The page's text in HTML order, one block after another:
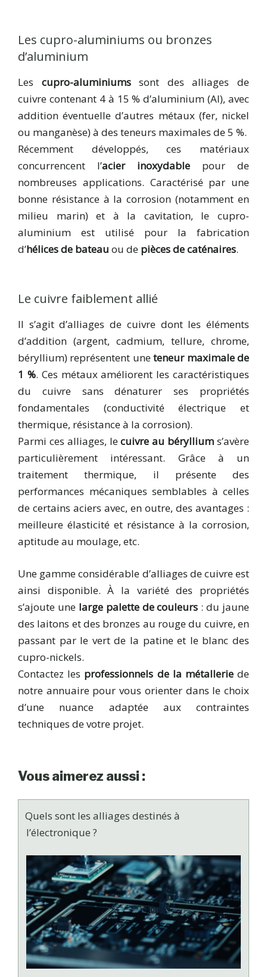
Les cupro-aluminiums ou bronzes
d’aluminium
Les cupro-aluminiumssont des alliages de
cuivre contenant 4 à 15 % d’aluminium (Al), avec
addition éventuelle d’autres métaux (fer, nickel
ou manganèse) à des teneurs maximales de 5 %.
Récemment développés, ces matériaux
concurrencent l’acier inoxydable pour de
nombreuses applications. Caractérisé par une
bonne résistance à la corrosion (notamment en
milieu marin) et à la cavitation, le cupro-
aluminium est utilisé pour la fabrication
d’hélices de bateau ou de pièces de caténaires.
Le cuivre faiblement allié
Il s’agit d’alliages de cuivre dont les éléments
d’addition (argent, cadmium, tellure, chrome,
béryllium) représentent uneteneur maximale de
1 %. Ces métaux améliorent les caractéristiques
du cuivre sans dénaturer ses propriétés
fondamentales (conductivité électrique et
thermique, résistance à la corrosion).
Parmi ces alliages, lecuivre au béryllium s’avère
particulièrement intéressant. Grâce à un
traitement thermique, il présente des
performances mécaniques semblables à celles
de certains aciers avec, en outre, des avantages :
meilleure élasticité et résistance à la corrosion,
aptitude au moulage, etc.
Une gamme considérable d’alliages de cuivre est
ainsi disponible. À la variété des propriétés
s’ajoute une large palette de couleurs : du jaune
des laitons et des bronzes au rouge du cuivre, en
passant par le vert de la patine et le blanc des
cupro-nickels.
Contactez les professionnels de la métalleriede
notre annuaire pour vous orienter dans le choix
d’une nuance adaptée aux contraintes
techniques de votre projet.
Vous aimerez aussi :
Quels sont les alliages destinés à
l’électronique ?